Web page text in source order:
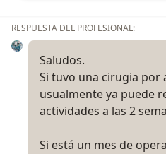
RESPUESTA DEL PROFESIONAL:
Saludos.
Si tuvo una cirugia por
usualmente ya puede
actividades a las 2
Si está un mes de